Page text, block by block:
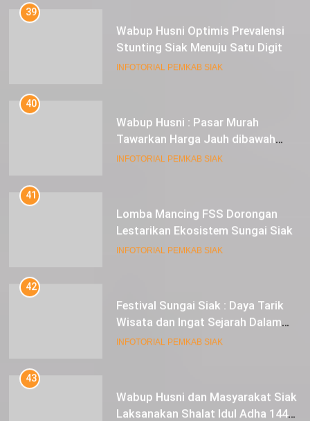
39
Wabup Husni Optimis Prevalensi
Stunting Siak Menuju Satu Digit
INFOTORIAL PEMKAB SIAK
40
Wabup Husni : Pasar Murah
Tawarkan Harga Jauh dibawah
Pasar Tradisional
INFOTORIAL PEMKAB SIAK
41
Lomba Mancing FSS Dorongan
Lestarikan Ekosistem Sungai Siak
INFOTORIAL PEMKAB SIAK
42
Festival Sungai Siak : Daya Tarik
Wisata dan Ingat Sejarah Dalam
Lestarikan Peradaban
INFOTORIAL PEMKAB SIAK
43
Wabup Husni dan Masyarakat Siak
Laksanakan Shalat Idul Adha 1445